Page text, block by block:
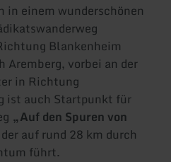
einem wunderschönen
Blankenheim
vorbei an der
in Richtung
ist auch Startpunkt für
„Auf den Spuren von
auf rund 28 km durch
führt.